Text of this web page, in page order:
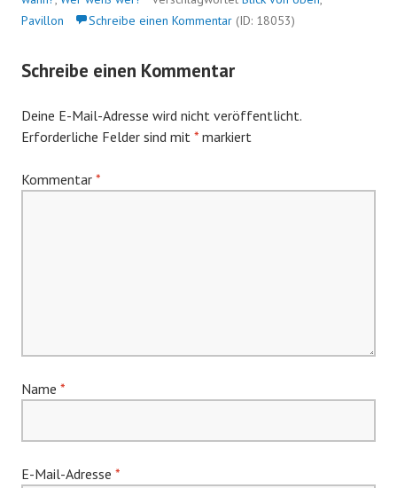
Pavillon
Schreibe einen Kommentar (ID: 18053)
Schreibe einen Kommentar
Deine E-Mail-Adresse wird nicht veröffentlicht.
Erforderliche Felder sind mit * markiert
Kommentar *
Name *
E-Mail-Adresse *